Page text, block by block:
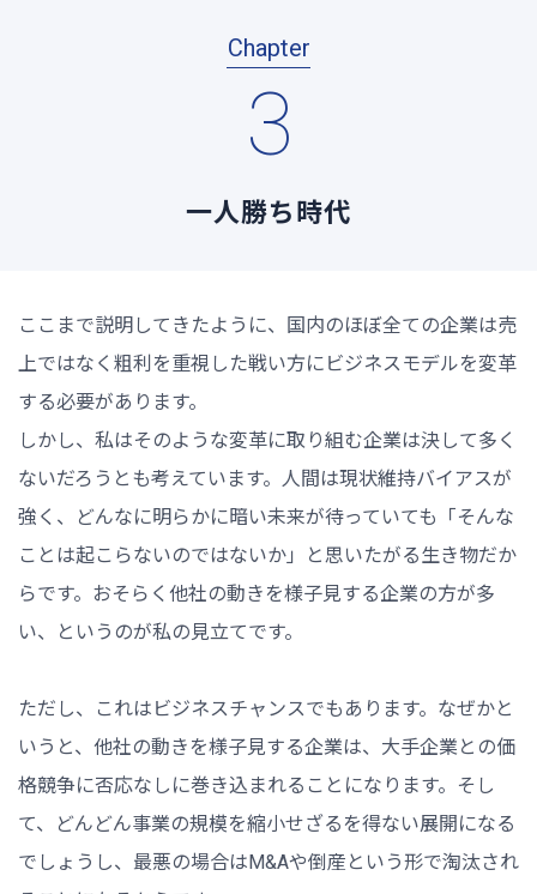
Chapter
3
一人勝ち時代
ここまで説明してきたように、国内のほぼ全ての企業は売
上ではなく粗利を重視した戦い方にビジネスモデルを変革
する必要があります。
しかし、私はそのような変革に取り組む企業は決して多く
ないだろうとも考えています。人間は現状維持バイアスが
強く、どんなに明らかに暗い未来が待っていても「そんな
ことは起こらないのではないか」と思いたがる生き物だか
らです。おそらく他社の動きを様子見する企業の方が多
い、というのが私の見立てです。
ただし、これはビジネスチャンスでもあります。なぜかと
いうと、他社の動きを様子見する企業は、大手企業との価
格競争に否応なしに巻き込まれることになります。そし
て、どんどん事業の規模を縮小せざるを得ない展開になる
でしょうし、最悪の場合はM&Aや倒産という形で淘汰され